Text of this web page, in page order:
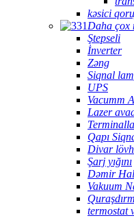
kəsici
Daha çox
Ştepseli
İnverter
Zəng
Siqnal
UPS
Vacumm
Lazer
Qapı
Divar
Şarj yığını
Dəmir
Vakuum
termostat